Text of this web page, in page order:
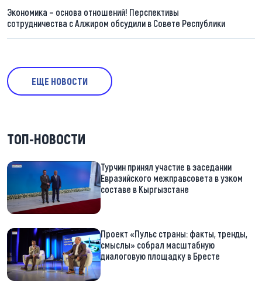
Экономика – основа отношений! Перспективы
сотрудничества с Алжиром обсудили в Совете Республики
ЕЩЕ НОВОСТИ
ТОП-НОВОСТИ
Турчин принял участие в заседании
Евразийского межправсовета в узком
составе в Кыргызстане
Проект «Пульс страны: факты, тренды,
смыслы» собрал масштабную
диалоговую площадку в Бресте